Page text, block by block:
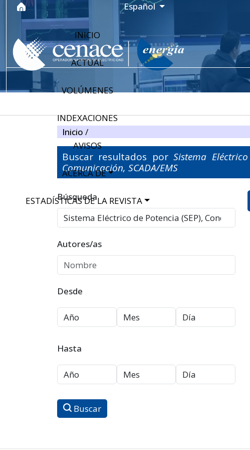
Ir al menú de navegación principal
Ir al contenido principal
Ir al pie de página del sitio Idioma
Español
INICIO
ACTUAL
VOLÚMENES
INDEXACIONES
AVISOS
ACERCA DE
ESTADÍSTICAS DE LA REVISTA
Inicio /
Buscar resultados porSistema
Comunicación, SCADA/EMS
Filtros avanzados
Búsqueda
Autores/as
Desde
Hasta
Buscar